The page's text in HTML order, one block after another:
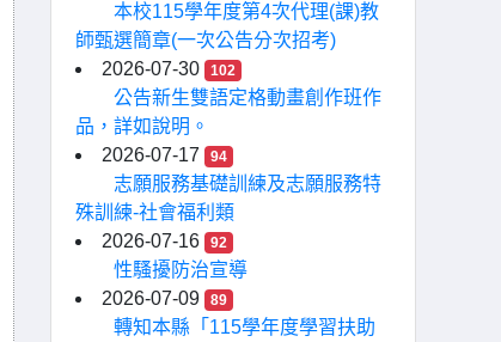
本校115學年度第4次代理(課)教
師甄選簡章(一次公告分次招考)
2026-07-30
102
公告新生雙語定格動畫創作班作
品，詳如說明。
2026-07-17
94
志願服務基礎訓練及志願服務特
殊訓練-社會福利類
2026-07-16
92
性騷擾防治宣導
2026-07-09
89
轉知本縣「115學年度學習扶助